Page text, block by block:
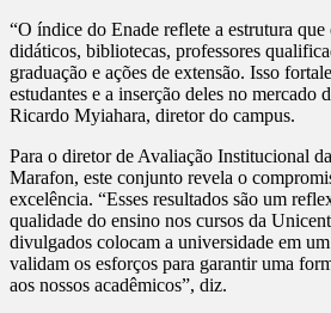
“O índice do Enade reflete a estrutura
didáticos, bibliotecas, professores
graduação e ações de extensão. Isso
estudantes e a inserção deles no mercado
Ricardo Myiahara, diretor do campus.
Para o diretor de Avaliação Institucional
Marafon, este conjunto revela o
excelência. “Esses resultados são um
qualidade do ensino nos cursos da
divulgados colocam a universidade em
validam os esforços para garantir uma
aos nossos acadêmicos”, diz.